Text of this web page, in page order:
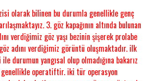
olarak bilinen bu durumla genellikle genç
3. göz kapağının altında bulunan
verdiğimiz göz yaşı bezinin şişerek prolabe
adını verdiğimiz görüntü oluşmaktadır. ilk
durumun yangısal olup olmadığına bakarız
operatiftir. iki tür operasyon